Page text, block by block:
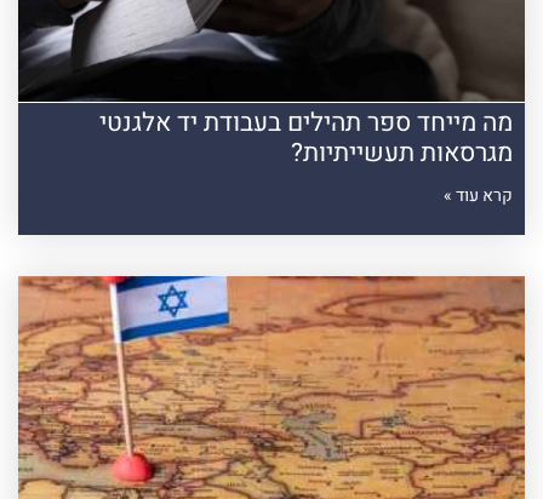
מה מייחד ספר תהילים בעבודת יד אלגנטי
מגרסאות תעשייתיות?
קרא עוד »